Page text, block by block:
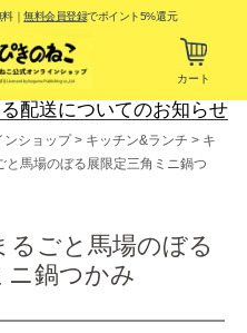
料｜無料会員登録でポイント5%還元
カート
配送についてのお知らせ
ンショップ キッチン&ランチ
キ
と馬場のぼる展限定三角ミニ鍋つ
るごと馬場のぼる
ニ鍋つかみ